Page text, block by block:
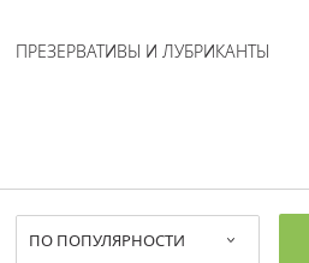
ПРЕЗЕРВАТИВЫ И ЛУБРИКАНТЫ